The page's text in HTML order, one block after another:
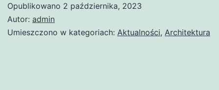
Opublikowano 2 października, 2023
Autor: admin
Umieszczono w kategoriach: Aktualności, Architektura